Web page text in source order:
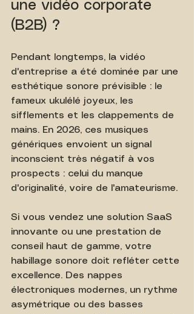
une vidéo corporate
(B2B) ?
Pendant longtemps, la vidéo
d'entreprise a été dominée par une
esthétique sonore prévisible : le
fameux ukulélé joyeux, les
sifflements et les clappements de
mains. En 2026, ces musiques
génériques envoient un signal
inconscient très négatif à vos
prospects : celui du manque
d'originalité, voire de l'amateurisme.
Si vous vendez une solution SaaS
innovante ou une prestation de
conseil haut de gamme, votre
habillage sonore doit refléter cette
excellence. Des nappes
électroniques modernes, un rythme
asymétrique ou des basses